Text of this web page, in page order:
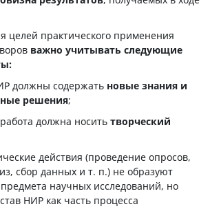
целей практического применения
важно учитывать следующие
должны содержать новые знания и
решения;
должна носить творческий
действия (проведение опросов,
сбор данных и т. п.) не образуют
предмета научных исследований, но
НИР как часть процесса